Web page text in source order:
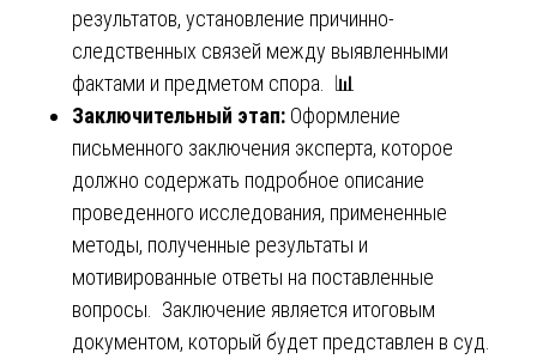
результатов, установление причинно-
следственных связей между выявленными
фактами и предметом спора. 📊
Заключительный этап: Оформление
письменного заключения эксперта, которое
должно содержать подробное описание
проведенного исследования, примененные
методы, полученные результаты и
мотивированные ответы на поставленные
вопросы. Заключение является итоговым
документом, который будет представлен в суд.